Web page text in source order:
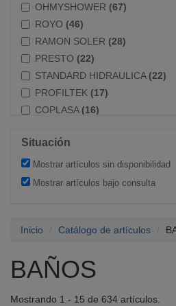
OHMYSHOWER (67)
ROYO (46)
RAMON SOLER (28)
PRESTO (22)
STANDARD HIDRAULICA (22)
PROFILTEK (17)
COPLASA (16)
MATEU
CIS(16)
NOFER(14)
ESTOLI(12)
INTERBATH(8)
ALIAXIS(5)
SFA ESPAÑA(5)
Situación
Mostrar artículos sin disponibilidad
Mostrar artículos bajo consulta
Inicio Catálogo de artículos
BAÑOS
Mostrando 1 - 15 de 634 artículos.